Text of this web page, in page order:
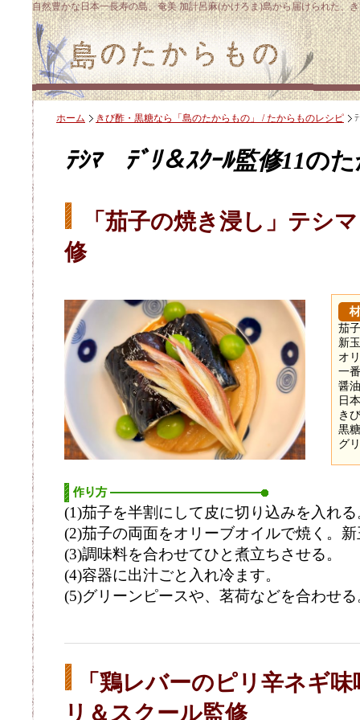
自然豊かな日本一長寿の島、奄美 加計呂麻(かけろま)島から届けられた、
ホーム きび酢・黒糖なら「島のたからもの」 / たからものレシピ
ﾃｼﾏ ﾃﾞﾘ＆ｽｸｰﾙ監修11の
「茄子の焼き浸し」テシ
修
茄
新
オ
一
醤
日
き
黒
グ
(1)茄子を半割にして皮に切り込みを入れる
(2)茄子の両面をオリーブオイルで焼く。
(3)調味料を合わせてひと煮立ちさせる。
(4)容器に出汁ごと入れ冷ます。
(5)グリーンピースや、茗荷などを合わせる
「鶏レバーのピリ辛ネギ
リ＆スクール監修